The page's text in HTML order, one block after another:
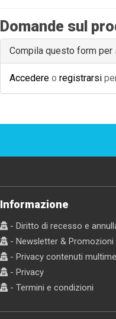
Domande sul
Compila questo form per
Accedere o registrarsi
Informazione
- Diritto di recesso e
- Newsletter & Promozioni
- Privacy contenuti
- Privacy
- Termini e condizioni